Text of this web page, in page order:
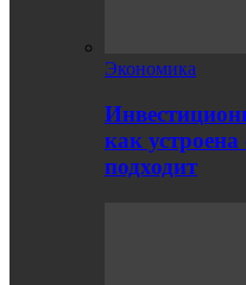
Экономика
как
подходит